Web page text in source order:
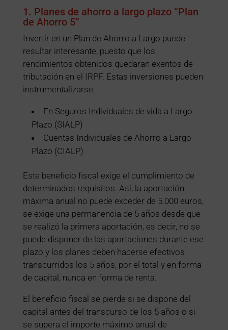
1. Planes de ahorro a largo plazo “Plan
de Ahorro 5”
Invertir en un Plan de Ahorro a Largo puede
resultar interesante, puesto que los
rendimientos obtenidos quedaran exentos de
tributación en el IRPF. Estas inversiones pueden
instrumentalizarse:
En Seguros Individuales de vida a Largo
Plazo (SIALP)
Cuentas Individuales de Ahorro a Largo
Plazo (CIALP)
Este beneficio fiscal exige el cumplimiento de
determinados requisitos. Así, la aportación
máxima anual no puede exceder de 5.000 euros,
se exige una permanencia de 5 años desde que
se realizó la primera aportación, es decir, no se
puede disponer de las aportaciones durante ese
plazo y los planes deben hacerse efectivos
transcurridos los 5 años, por el total y en forma
de capital, nunca en forma de renta.
El beneficio fiscal se pierde si se dispone del
capital antes del transcurso de los 5 años o si
se supera el importe máximo anual de